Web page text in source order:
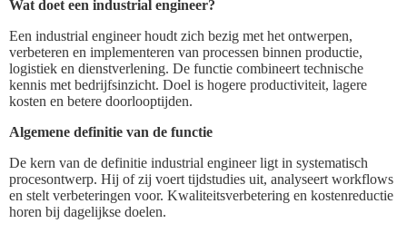
Wat doet een industrial engineer?
Een industrial engineer houdt zich bezig met het ontwerpen,
verbeteren en implementeren van processen binnen productie,
logistiek en dienstverlening. De functie combineert technische
kennis met bedrijfsinzicht. Doel is hogere productiviteit, lagere
kosten en betere doorlooptijden.
Algemene definitie van de functie
De kern van de definitie industrial engineer ligt in systematisch
procesontwerp. Hij of zij voert tijdstudies uit, analyseert workflows
en stelt verbeteringen voor. Kwaliteitsverbetering en kostenreductie
horen bij dagelijkse doelen.